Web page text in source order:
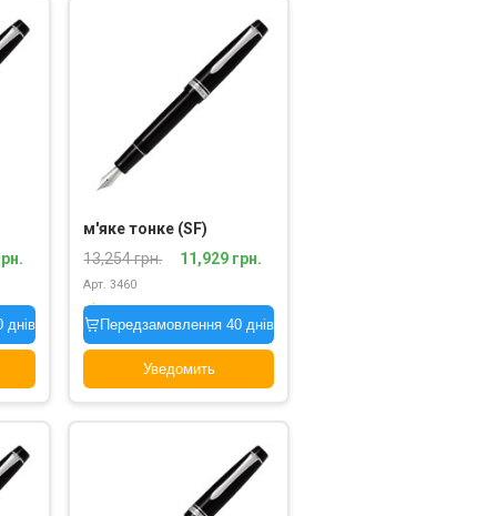
днів
м'яке тонке (SF)
13,254 грн.
11,929 грн.
Арт. 3460
під замовлення
Передзамовлення 40 днів
Уведомить